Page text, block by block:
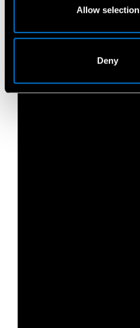
Allow selection
Deny